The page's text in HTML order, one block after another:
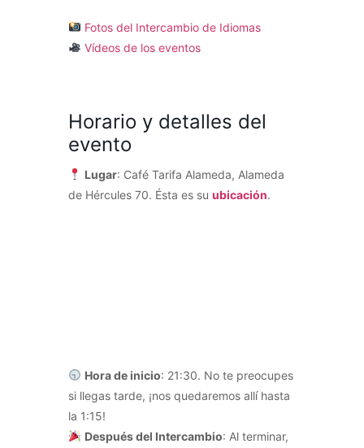
Fotos del Intercambio de Idiomas
Vídeos de los eventos
Horario y detalles del
evento
Lugar: Café Tarifa Alameda, Alameda
de Hércules 70. Ésta es su ubicación.
Hora de inicio: 21:30. No te preocupes
si llegas tarde, ¡nos quedaremos allí hasta
la 1:15!
Después del Intercambio: Al terminar,